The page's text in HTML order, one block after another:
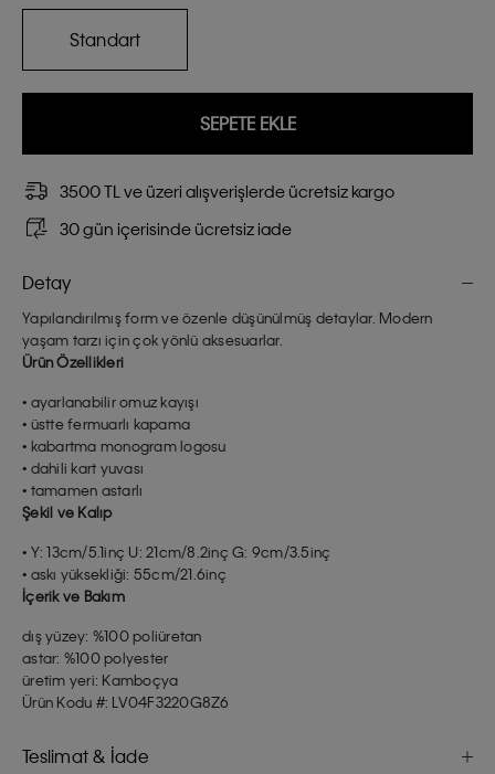
Standart
SEPETE EKLE
3500 TL ve üzeri alışverişlerde ücretsiz kargo
30 gün içerisinde ücretsiz iade
Detay
Yapılandırılmış form ve özenle düşünülmüş detaylar. Modern
yaşam tarzı için çok yönlü aksesuarlar.
Ürün Özellikleri
• ayarlanabilir omuz kayışı
• üstte fermuarlı kapama
• kabartma monogram logosu
• dahili kart yuvası
• tamamen astarlı
Şekil ve Kalıp
• Y: 13cm/5.1inç U: 21cm/8.2inç G: 9cm/3.5inç
• askı yüksekliği: 55cm/21.6inç
İçerik ve Bakım
dış yüzey: %100 poliüretan
astar: %100 polyester
üretim yeri: Kamboçya
Ürün Kodu #: LV04F3220G8Z6
Teslimat & İade